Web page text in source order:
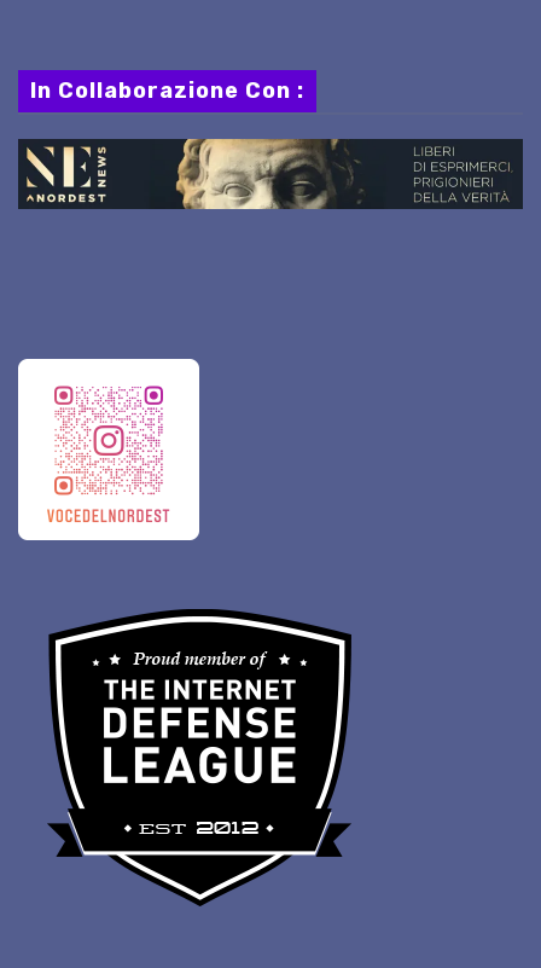
In Collaborazione Con :